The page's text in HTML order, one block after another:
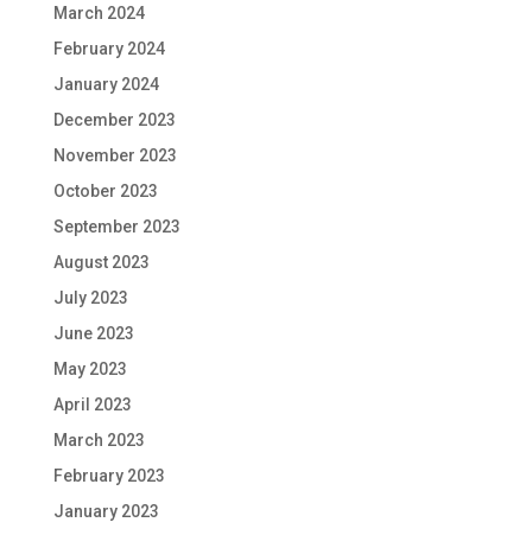
March 2024
February 2024
January 2024
December 2023
November 2023
October 2023
September 2023
August 2023
July 2023
June 2023
May 2023
April 2023
March 2023
February 2023
January 2023